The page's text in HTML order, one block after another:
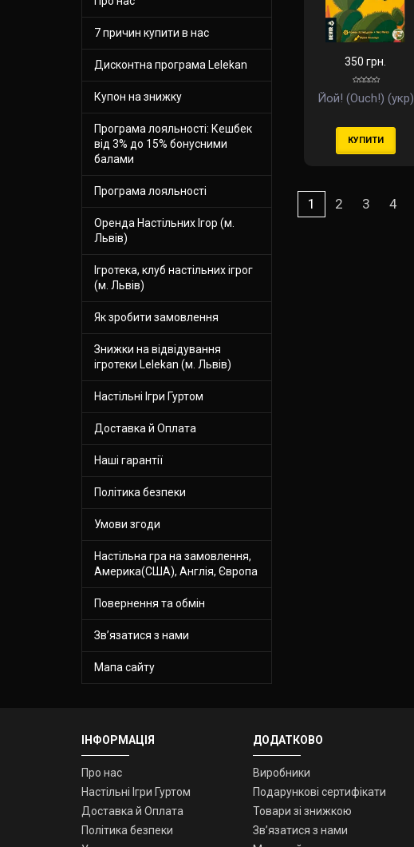
7 причин купити в нас
Дисконтна програма Lelekan
Купон на знижку
Програма лояльності: Кешбек
від 3% до 15% бонусними
балами
Програма лояльності
Оренда Настільних Ігор (м.
Львів)
Ігротека, клуб настільних ігрог
(м. Львів)
Як зробити замовлення
Знижки на відвідування
ігротеки Lelekan (м. Львів)
Настільні Ігри Гуртом
Доставка й Оплата
Наші гарантії
Політика безпеки
Умови згоди
Настільна гра на замовлення,
Америка(США), Англія, Європа
Повернення та обмін
Зв’язатися з нами
Мапа сайту
350 грн.
Йой! (Ouch!) (укр)
КУПИТИ
1 2 3 4
ІНФОРМАЦІЯ
Про нас
Настільні Ігри Гуртом
Доставка й Оплата
Політика безпеки
ДОДАТКОВО
Виробники
Подарункові сертифікати
Товари зі знижкою
Зв’язатися з нами